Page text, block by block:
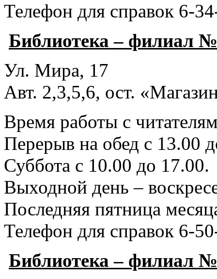
Телефон для справок 6-
Библиотека – филиал
Ул. Мира, 17
Авт. 2,3,5,6, ост.
Время работы с
Перерыв на обед с 13.00
Суббота с 10.00 до 17.00.
Выходной день –
Последняя пятница
Телефон для справок 6-
Библиотека – филиал